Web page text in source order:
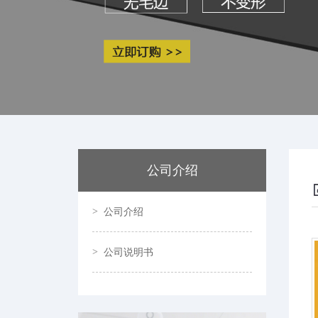
公司介绍
公司介绍
公司说明书